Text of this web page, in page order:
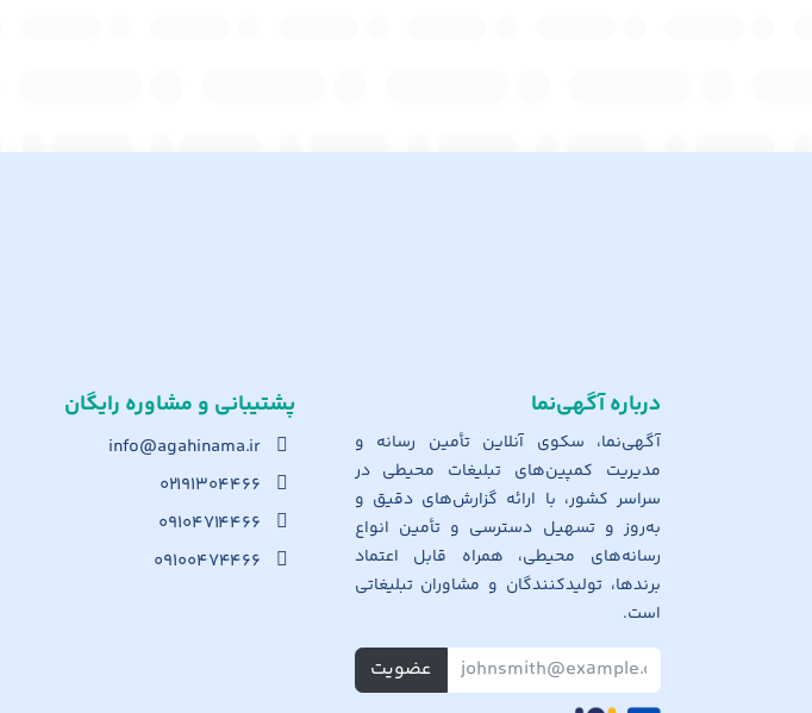
پشتیبانی و مشاوره رایگان
info@agahinama.ir
۰۲۱۹۱۳۰۴۴۶۶
۰۹۱۰۴۷۱۴۴۶۶
۰۹۱۰۰۴۷۴۴۶۶
درباره آگهی‌نما
آگهی‌نما، سکوی آنلاین تأمین رسانه و
مدیریت کمپین‌های تبلیغات محیطی در
سراسر کشور، با ارائه گزارش‌های دقیق و
به‌روز و تسهیل دسترسی و تأمین انواع
رسانه‌های محیطی، همراه قابل اعتماد
برندها، تولیدکنندگان و مشاوران تبلیغاتی
است.
عضویت